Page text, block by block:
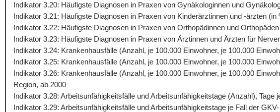
Indikator 3.20: Häufigste Diagnosen in Praxen von Gynäkologinnen und
Indikator 3.21: Häufigste Diagnosen in Praxen von Kinderärztinnen und -ärzten
Indikator 3.22: Häufigste Diagnosen in Praxen von Orthopädinnen und
Indikator 3.23: Häufigste Diagnosen in Praxen von Ärztinnen und Ärzten für
Indikator 3.24: Krankenhausfälle (Anzahl, je 100.000 Einwohner, je 100.000
Indikator 3.25: Krankenhausfälle (Anzahl, je 100.000 Einwohner, je 100.000
Indikator 3.26: Krankenhausfälle (Anzahl, je 100.000 Einwohner, je 100.000
Region, ab 2000
Indikator 3.28: Arbeitsunfähigkeitsfälle und Arbeitsunfähigkeitstage (Anzahl),
Indikator 3.29: Arbeitsunfähigkeitsfälle und Arbeitsunfähigkeitstage je Fall der